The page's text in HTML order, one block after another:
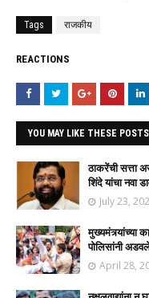
Tags राजकीय
REACTIONS
YOU MAY LIKE THESE POSTS
ठाकरेंची सत्ता
शिंदे यांचा नवा
July 23,
मुख्यमंत्र्यांच्या
पोलिसांनी
April 28,